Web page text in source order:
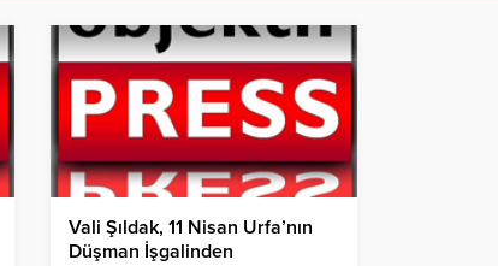
Vali Şıldak, 11 Nisan Urfa’nın
Düşman İşgalinden